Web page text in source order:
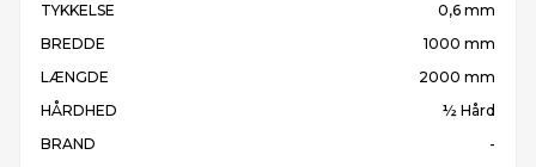
TYKKELSE
0,6 mm
BREDDE
1000 mm
LÆNGDE
2000 mm
HÅRDHED
½ Hård
BRAND
-